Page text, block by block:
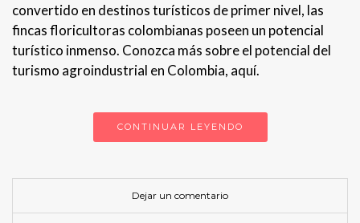
convertido en destinos turísticos de primer nivel, las
fincas floricultoras colombianas poseen un potencial
turístico inmenso. Conozca más sobre el potencial del
turismo agroindustrial en Colombia, aquí.
CONTINUAR LEYENDO
Dejar un comentario